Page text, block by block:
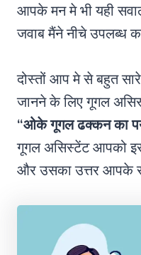
आपके मन मे भी यही
जवाब मैंने नीचे उपलब्ध
दोस्तों आप मे से बहुत
जानने के लिए गूगल
“ओके गूगलढक्कन का
गूगल असिस्टेंट आपको
और उसका उत्तर आपके